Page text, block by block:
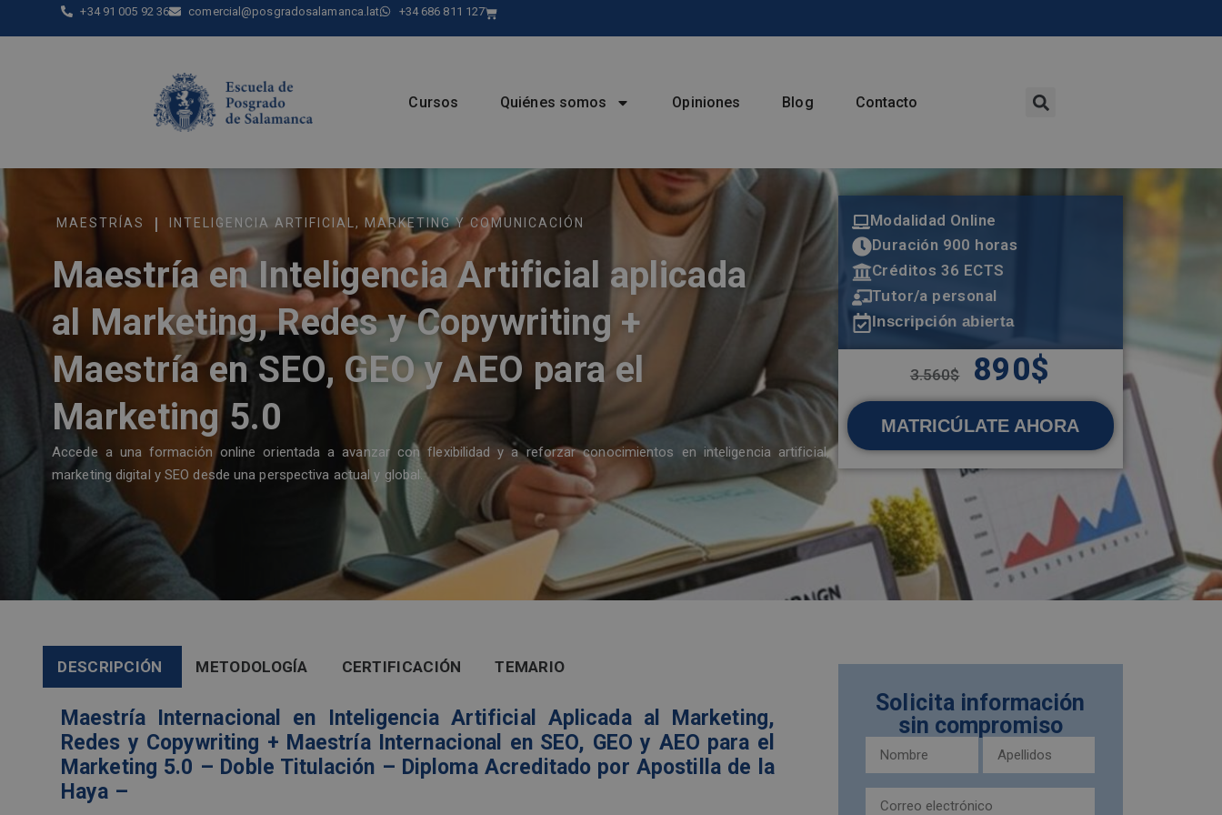
+34 91 005 92 36 comercial@posgradosalamanca.lat +34 686 811 127
Cursos Quiénes somos Opiniones Blog Contacto
MAESTRÍAS | INTELIGENCIA ARTIFICIAL , MARKETING Y COMUNICACIÓN
Maestría en Inteligencia Artificial aplicada
al Marketing, Redes y Copywriting +
Maestría en SEO, GEO y AEO para el
Marketing 5.0
Accede a una formación online orientada a avanzar con flexibilidad y a reforzar conocimientos en inteligencia artificial,
marketing digital y SEO desde una perspectiva actual y global.
Modalidad Online
Duración 900 horas
Créditos 36 ECTS
Tutor/a personal
Inscripción abierta
3.560$ 890$
MATRICÚLATE AHORA
DESCRIPCIÓN METODOLOGÍA CERTIFICACIÓN TEMARIO
Maestría Internacional en Inteligencia Artificial Aplicada al Marketing,
Redes y Copywriting + Maestría Internacional en SEO, GEO y AEO para el
Marketing 5.0 – Doble Titulación – Diploma Acreditado por Apostilla de la
Haya –
Solicita información
sin compromiso
Nombre
apellidos
Apellidos
Email